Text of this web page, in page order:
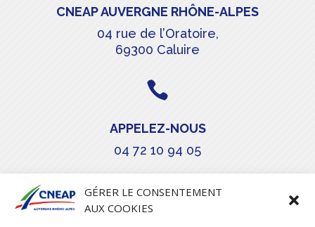
GÉRER LE CONSENTEMENT
AUX COOKIES
CNEAP AUVERGNE RHÔNE-ALPES
04 rue de l’Oratoire,
69300 Caluire

APPELEZ-NOUS
04 72 10 94 05
